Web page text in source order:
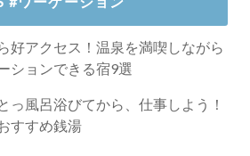
好アクセス！温泉を満喫しながら
ションできる宿9選
っ風呂浴びてから、仕事しよう！
すすめ銭湯